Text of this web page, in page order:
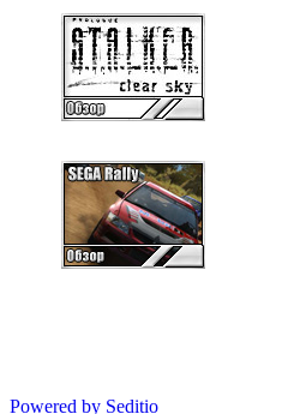
Powered by Seditio